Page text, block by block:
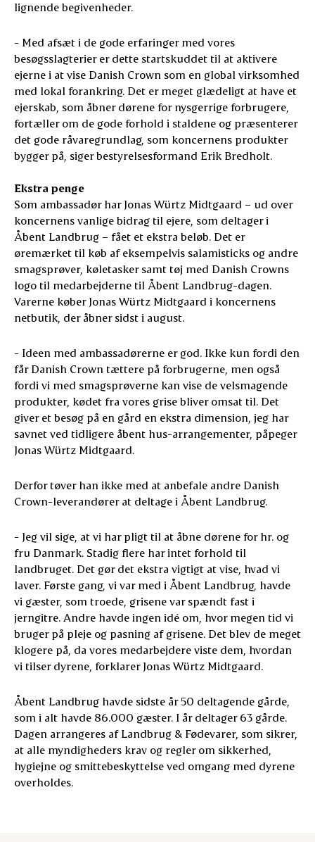
lignende begivenheder.
- Med afsæt i de gode erfaringer med vores
besøgsslagterier er dette startskuddet til at aktivere
ejerne i at vise Danish Crown som en global virksomhed
med lokal forankring. Det er meget glædeligt at have et
ejerskab, som åbner dørene for nysgerrige forbrugere,
fortæller om de gode forhold i staldene og præsenterer
det gode råvaregrundlag, som koncernens produkter
bygger på, siger bestyrelsesformand Erik Bredholt.
Ekstra penge
Som ambassadør har Jonas Würtz Midtgaard – ud over
koncernens vanlige bidrag til ejere, som deltager i
Åbent Landbrug – fået et ekstra beløb. Det er
øremærket til køb af eksempelvis salamisticks og andre
smagsprøver, køletasker samt tøj med Danish Crowns
logo til medarbejderne til Åbent Landbrug-dagen.
Varerne køber Jonas Würtz Midtgaard i koncernens
netbutik, der åbner sidst i august.
- Ideen med ambassadørerne er god. Ikke kun fordi den
får Danish Crown tættere på forbrugerne, men også
fordi vi med smagsprøverne kan vise de velsmagende
produkter, kødet fra vores grise bliver omsat til. Det
giver et besøg på en gård en ekstra dimension, jeg har
savnet ved tidligere åbent hus-arrangementer, påpeger
Jonas Würtz Midtgaard.
Derfor tøver han ikke med at anbefale andre Danish
Crown-leverandører at deltage i Åbent Landbrug.
- Jeg vil sige, at vi har pligt til at åbne dørene for hr. og
fru Danmark. Stadig flere har intet forhold til
landbruget. Det gør det ekstra vigtigt at vise, hvad vi
laver. Første gang, vi var med i Åbent Landbrug, havde
vi gæster, som troede, grisene var spændt fast i
jerngitre. Andre havde ingen idé om, hvor megen tid vi
bruger på pleje og pasning af grisene. Det blev de meget
klogere på, da vores medarbejdere viste dem, hvordan
vi tilser dyrene, forklarer Jonas Würtz Midtgaard.
Åbent Landbrug havde sidste år 50 deltagende gårde,
som i alt havde 86.000 gæster. I år deltager 63 gårde.
Dagen arrangeres af Landbrug & Fødevarer, som sikrer,
at alle myndigheders krav og regler om sikkerhed,
hygiejne og smittebeskyttelse ved omgang med dyrene
overholdes.